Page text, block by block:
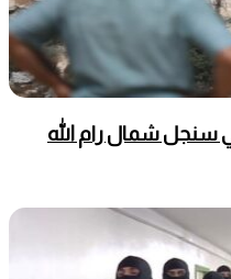
سنجل شمال رام الله